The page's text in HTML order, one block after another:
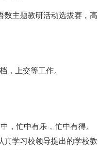
主题教研活动选拔赛，高
上交等工作。
忙中有乐，忙中有得。
真学习校领导提出的学校教